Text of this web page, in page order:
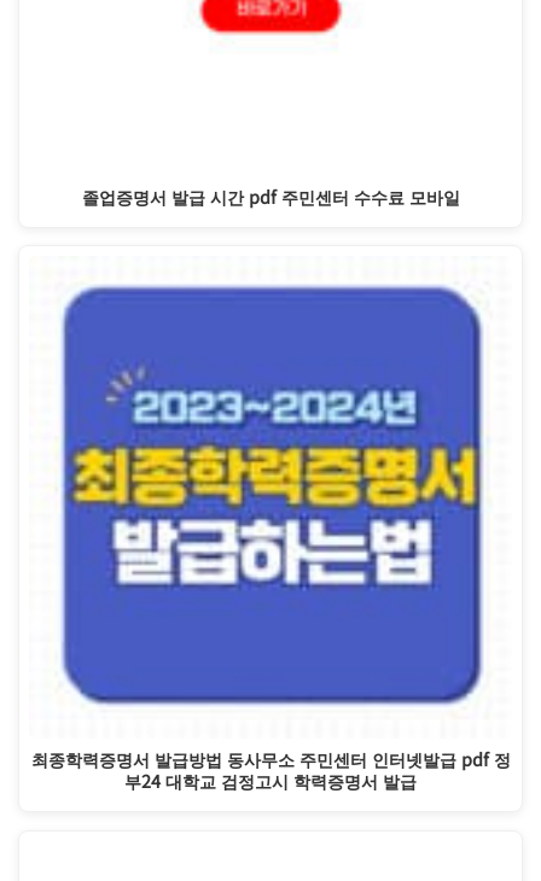
졸업증명서 발급 시간 pdf 주민센터 수수료 모바일
최종학력증명서 발급방법 동사무소 주민센터 인터넷발급 pdf 정
부24 대학교 검정고시 학력증명서 발급